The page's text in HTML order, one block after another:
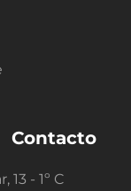
Contacto
13 - 1º C